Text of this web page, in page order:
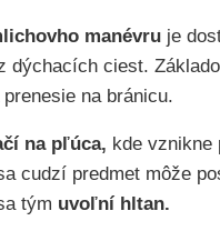
manévru je
dýchacích ciest.
na bránicu.
na pľúca, kde vznikne
cudzí predmet môže
tým uvoľní hltan.